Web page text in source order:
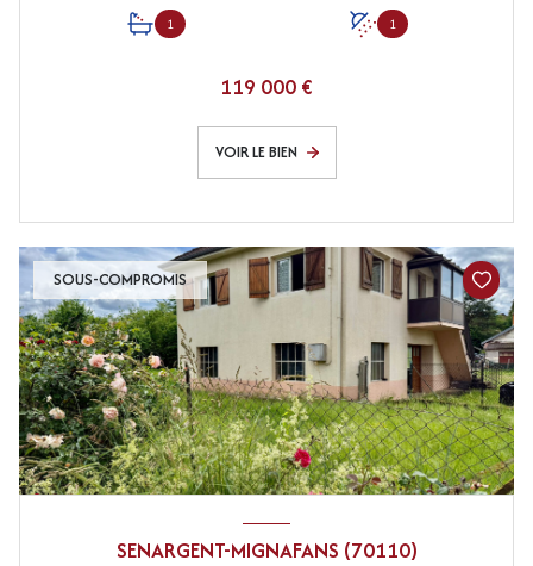
1 1
119 000 €
VOIR LE BIEN
SOUS-COMPROMIS
SENARGENT-MIGNAFANS (70110)